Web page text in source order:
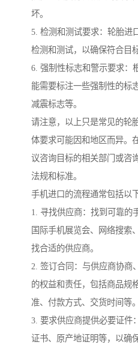
坏。
5. 检测和测试要求：轮胎进
检测和测试，以确保符合目
6. 强制性标志和警示要求：
能需要标注一些强制性的标
减震标志等。
请注意，以上只是常见的轮
体要求可能因和地区而异。
议咨询目标的相关部门或咨
法规和标准。
手机进口的流程通常包括以
1. 寻找供应商：找到可靠的
国际手机展览会、网络搜索
找合适的供应商。
2. 签订合同：与供应商协商
的权益和责任，包括商品规
准、付款方式、交货时间等。
3. 要求供应商提供必要证件
证书、原产地证明等，以确